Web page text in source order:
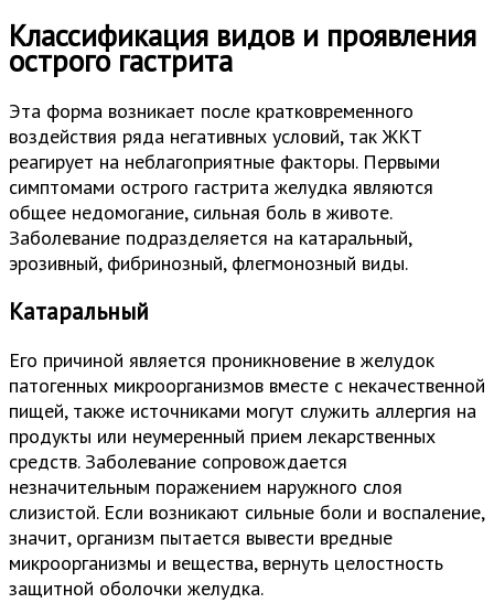
Классификация видов и проявления
острого гастрита
Эта форма возникает после кратковременного
воздействия ряда негативных условий, так ЖКТ
реагирует на неблагоприятные факторы. Первыми
симптомами острого гастрита желудка являются
общее недомогание, сильная боль в животе.
Заболевание подразделяется на катаральный,
эрозивный, фибринозный, флегмонозный виды.
Катаральный
Его причиной является проникновение в желудок
патогенных микроорганизмов вместе с некачественной
пищей, также источниками могут служить аллергия на
продукты или неумеренный прием лекарственных
средств. Заболевание сопровождается
незначительным поражением наружного слоя
слизистой. Если возникают сильные боли и воспаление,
значит, организм пытается вывести вредные
микроорганизмы и вещества, вернуть целостность
защитной оболочки желудка.